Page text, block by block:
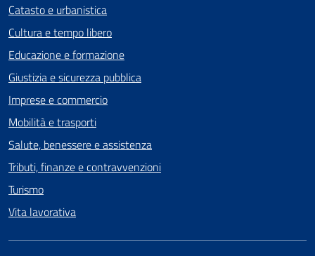
Catasto e urbanistica
Cultura e tempo libero
Educazione e formazione
Giustizia e sicurezza pubblica
Imprese e commercio
Mobilità e trasporti
Salute, benessere e assistenza
Tributi, finanze e contravvenzioni
Turismo
Vita lavorativa